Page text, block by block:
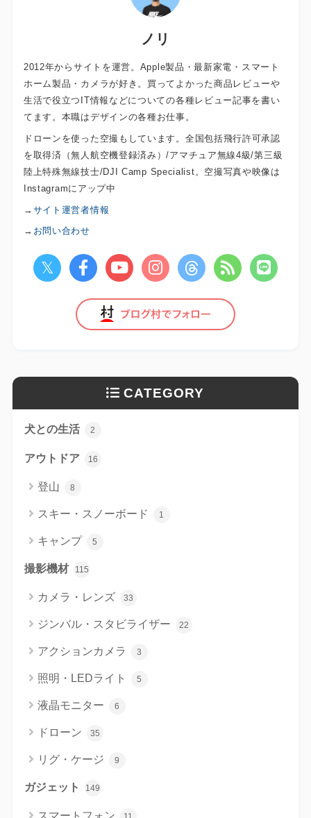
ノリ
2012年からサイトを運営。Apple製品・最新家電・スマート
ホーム製品・カメラが好き。買ってよかった商品レビューや
生活で役立つIT情報などについての各種レビュー記事を書い
てます。本職はデザインの各種お仕事。
ドローンを使った空撮もしています。全国包括飛行許可承認
を取得済（無人航空機登録済み）/アマチュア無線4級/第三級
陸上特殊無線技士/DJI Camp Specialist。空撮写真や映像は
Instagramにアップ中
→ サイト運営者情報
→ お問い合わせ
CATEGORY
犬との生活 2
アウトドア 16
登山 8
スキー・スノーボード 1
キャンプ 5
撮影機材 115
カメラ・レンズ 33
ジンバル・スタビライザー 22
アクションカメラ 3
照明・LEDライト 5
液晶モニター 6
ドローン 35
リグ・ケージ 9
ガジェット 149